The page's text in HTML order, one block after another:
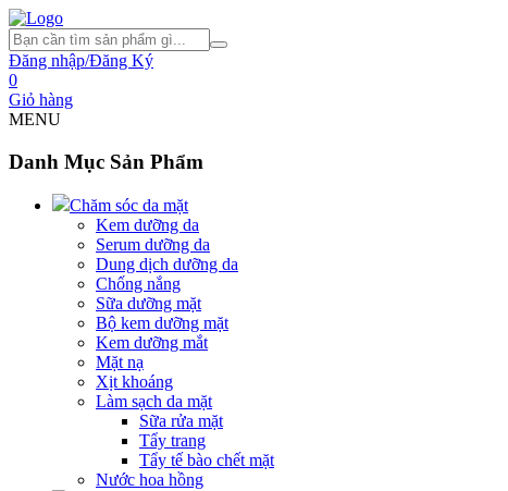
Đăng nhập/Đăng Ký
0
Giỏ hàng
MENU
Danh Mục Sản Phẩm
Chăm sóc da mặt
Kem dưỡng da
Serum dưỡng da
Dung dịch dưỡng da
Chống nắng
Sữa dưỡng mặt
Bộ kem dưỡng mặt
Kem dưỡng mắt
Mặt nạ
Xịt khoáng
Làm sạch da mặt
Sữa rửa mặt
Tẩy trang
Tẩy tế bào chết mặt
Nước hoa hồng